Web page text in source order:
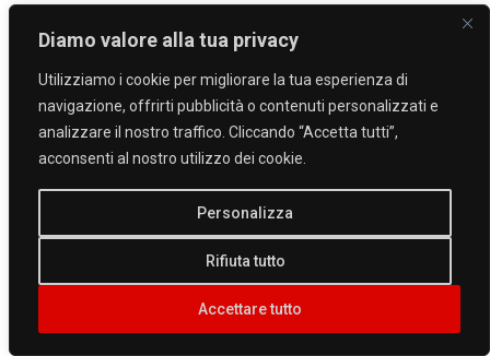
Diamo valore alla tua privacy
Utilizziamo i cookie per migliorare la tua esperienza di
navigazione, offrirti pubblicità o contenuti personalizzati e
analizzare il nostro traffico. Cliccando “Accetta tutti”,
acconsenti al nostro utilizzo dei cookie.
Personalizza
Rifiuta tutto
Accettare tutto